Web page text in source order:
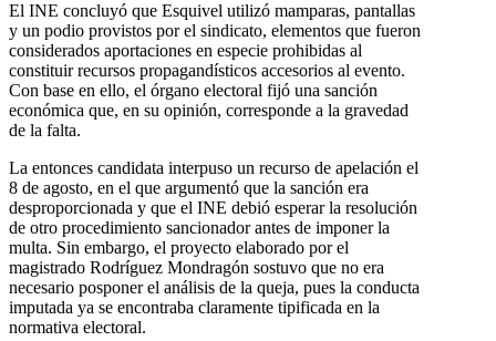
El INE concluyó que Esquivel utilizó mamparas, pantallas
y un podio provistos por el sindicato, elementos que fueron
considerados aportaciones en especie prohibidas al
constituir recursos propagandísticos accesorios al evento.
Con base en ello, el órgano electoral fijó una sanción
económica que, en su opinión, corresponde a la gravedad
de la falta.
La entonces candidata interpuso un recurso de apelación el
8 de agosto, en el que argumentó que la sanción era
desproporcionada y que el INE debió esperar la resolución
de otro procedimiento sancionador antes de imponer la
multa. Sin embargo, el proyecto elaborado por el
magistrado Rodríguez Mondragón sostuvo que no era
necesario posponer el análisis de la queja, pues la conducta
imputada ya se encontraba claramente tipificada en la
normativa electoral.